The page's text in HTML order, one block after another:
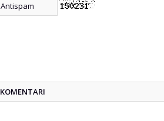
KOMENTARI